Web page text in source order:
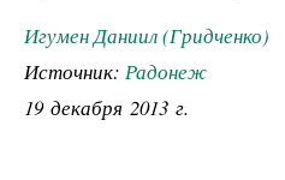
Игумен Даниил (Гридченко)
Источник: Радонеж
19 декабря 2013 г.